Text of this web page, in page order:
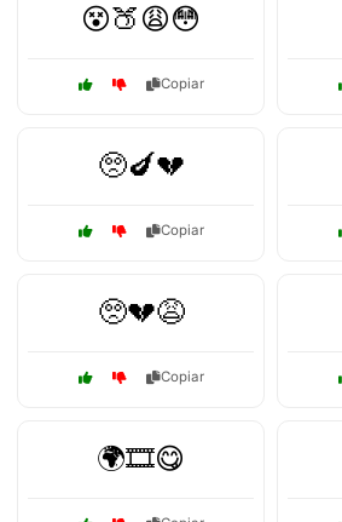
😵🍑😩😳
Copiar
🥺🍆💔
Copiar
🥺💔😩
Copiar
🌍🎞️😋